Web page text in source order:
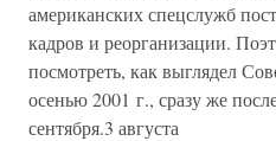
американских спецслужб
кадров и реорганизации.
посмотреть, как выглядел
осенью 2001 г., сразу же
сентября.3 августа